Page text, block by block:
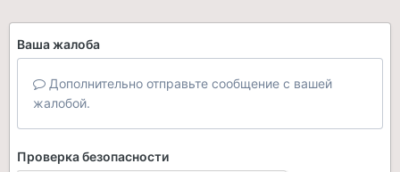
Ваша жалоба
Дополнительно отправьте сообщение с вашей
жалобой.
Проверка безопасности